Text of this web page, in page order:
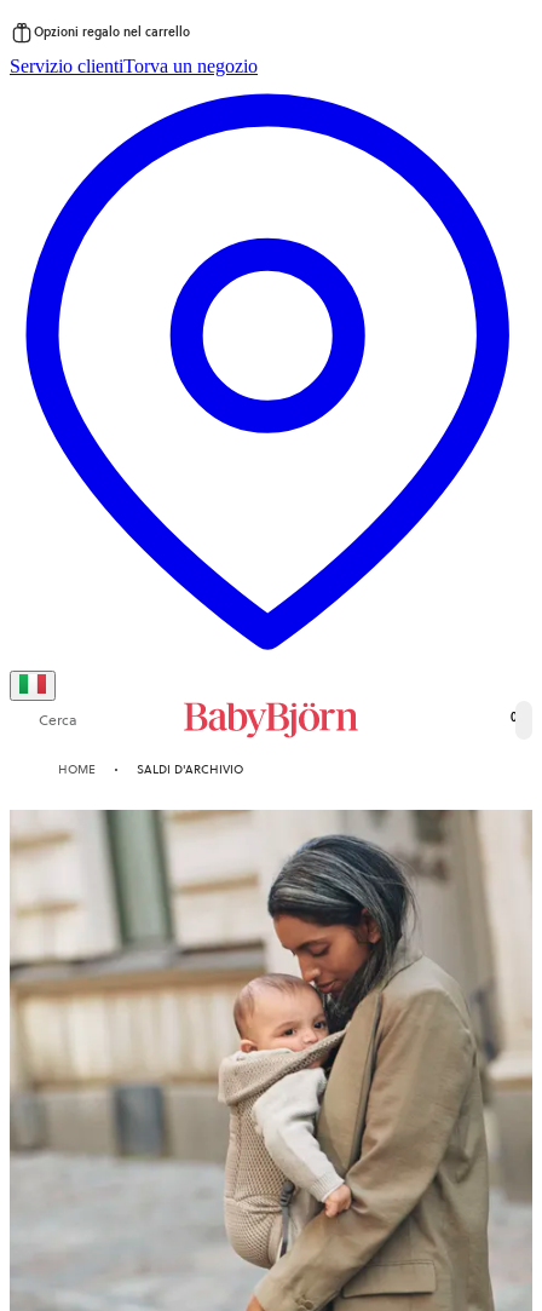
al
Opzioni regalo nel carrello
Servizio clientiTorva un negozio
Cerca 0
HOME SALDI D'ARCHIVIO